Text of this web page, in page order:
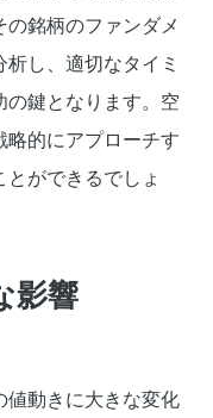
の銘柄のファンダメ
し、適切なタイミ
の鍵となります。空
略的にアプローチす
ができるでしょ
影響
値動きに大きな変化